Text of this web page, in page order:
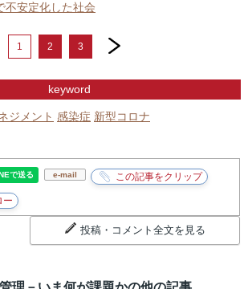
不安定化した社会
1 2 3
next
keyword
ジメント 感染症 新型コロナ
e-mail
投稿・コメント全文を見る